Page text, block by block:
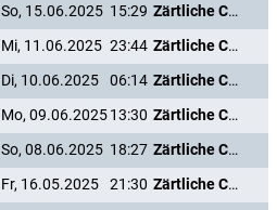
So, 15.06.2025 15:29
Zärtliche Chaoten II
Mi, 11.06.2025 23:44
Zärtliche Chaoten II
Di, 10.06.2025 06:14
Zärtliche Chaoten II
Mo, 09.06.202513:30
Zärtliche Chaoten II
So, 08.06.2025 18:27
Zärtliche Chaoten II
Fr, 16.05.2025 21:30
Zärtliche Chaoten II